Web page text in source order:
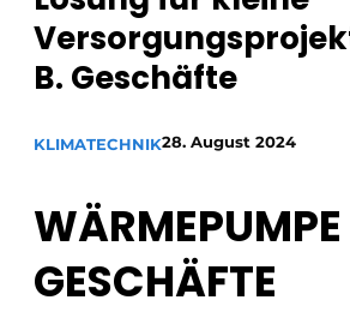
Podcasts
Datenschutz / Cookie-Erklärung
Ein Stellenangebot registrieren
Videos
Glas
Modularer Aufbau
B. Geschäfte
KLIMATECHNIK28. August 2024
WÄRMEPUMPE
GESCHÄFTE